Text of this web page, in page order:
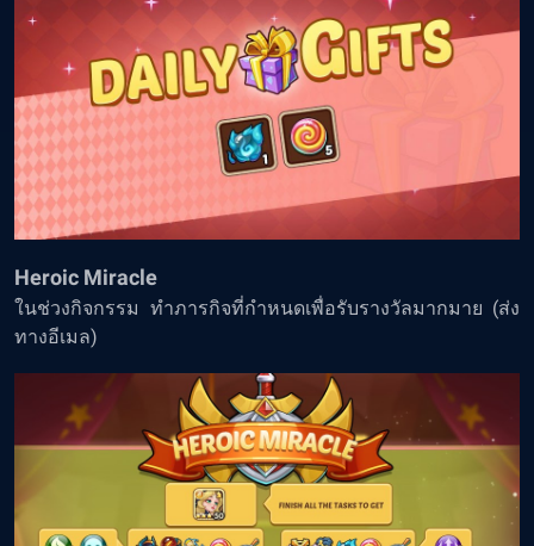
Heroic Miracle
ในช่วงกิจกรรม ทำภารกิจที่กำหนดเพื่อรับรางวัลมากมาย (ส่ง
ทางอีเมล)